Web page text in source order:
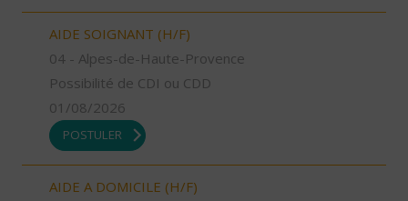
AIDE SOIGNANT (H/F)
04 - Alpes-de-Haute-Provence
Possibilité de CDI ou CDD
01/08/2026
POSTULER
AIDE A DOMICILE (H/F)